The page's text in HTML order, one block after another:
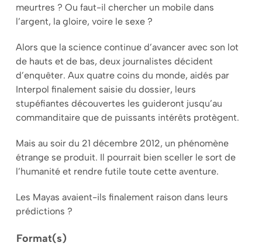
meurtres ? Ou faut-il chercher un mobile dans
l’argent, la gloire, voire le sexe ?
Alors que la science continue d’avancer avec son lot
de hauts et de bas, deux journalistes décident
d’enquêter. Aux quatre coins du monde, aidés par
Interpol finalement saisie du dossier, leurs
stupéfiantes découvertes les guideront jusqu’au
commanditaire que de puissants intérêts protègent.
Mais au soir du 21 décembre 2012, un phénomène
étrange se produit. Il pourrait bien sceller le sort de
l’humanité et rendre futile toute cette aventure.
Les Mayas avaient-ils finalement raison dans leurs
prédictions ?
Format(s)